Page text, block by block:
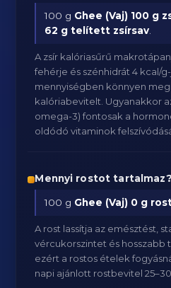
100 g Ghee (Vaj) 100 g
62 g telített zsírsav
A zsír kalóriasűrű
fehérje és szénhidrát 4 kcal/
mennyiségben könnyen
kalóriabevitelt. Ugyanakkor
omega-3) fontosak a
oldódó vitaminok
Mennyi rostot tartalmaz?
100 g Ghee (Vaj) 0 g
A rost lassítja az emésztést,
vércukorszintet és
ezért a rostos ételek
napi ajánlott rostbevitel 25–30